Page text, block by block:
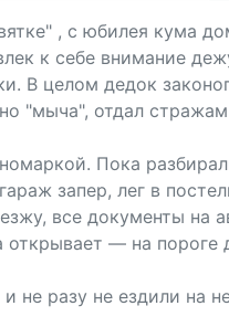
, с юбилея кума
к себе внимание
В целом дедок
"мыча", отдал
Пока
запер, лег в
все документы на
открывает — на
не разу не ездили на